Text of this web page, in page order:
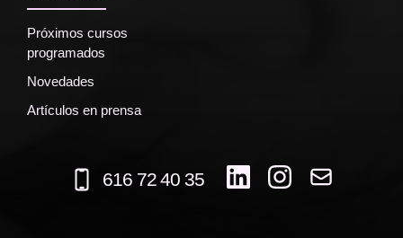
Próximos cursos
programados
Novedades
Artículos en prensa
616 72 40 35